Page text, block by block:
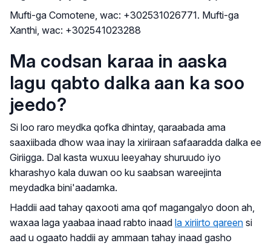
Mufti-ga Comotene, wac: +302531026771. Mufti-ga
Xanthi, wac: +302541023288
Ma codsan karaa in aaska
lagu qabto dalka aan ka soo
jeedo?
Si loo raro meydka qofka dhintay, qaraabada ama
saaxiibada dhow waa inay la xiriiraan safaaradda dalka ee
Giriigga. Dal kasta wuxuu leeyahay shuruudo iyo
kharashyo kala duwan oo ku saabsan wareejinta
meydadka bini'aadamka.
Haddii aad tahay qaxooti ama qof magangalyo doon ah,
waxaa laga yaabaa inaad rabto inaad la xiriirto qareen si
aad u ogaato haddii ay ammaan tahay inaad gasho